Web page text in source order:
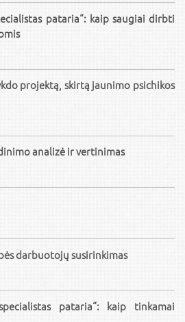
pataria“: kaip saugiai dirbti
projektą, skirtą jaunimo psichikos
analizė ir vertinimas
darbuotojų susirinkimas
pataria“: kaip tinkamai